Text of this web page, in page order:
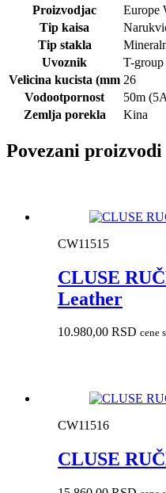
Proizvodjac
Europe
Tip kaisa
Tip stakla
Uvoznik
T-
Velicina kucista (mm 26
Vodootpornost
50m
Zemlja porekla
Kina
Povezani proizvodi
CW11515
CLUSE
Leather
10.980,00 RSD cene
CW11516
CLUSE